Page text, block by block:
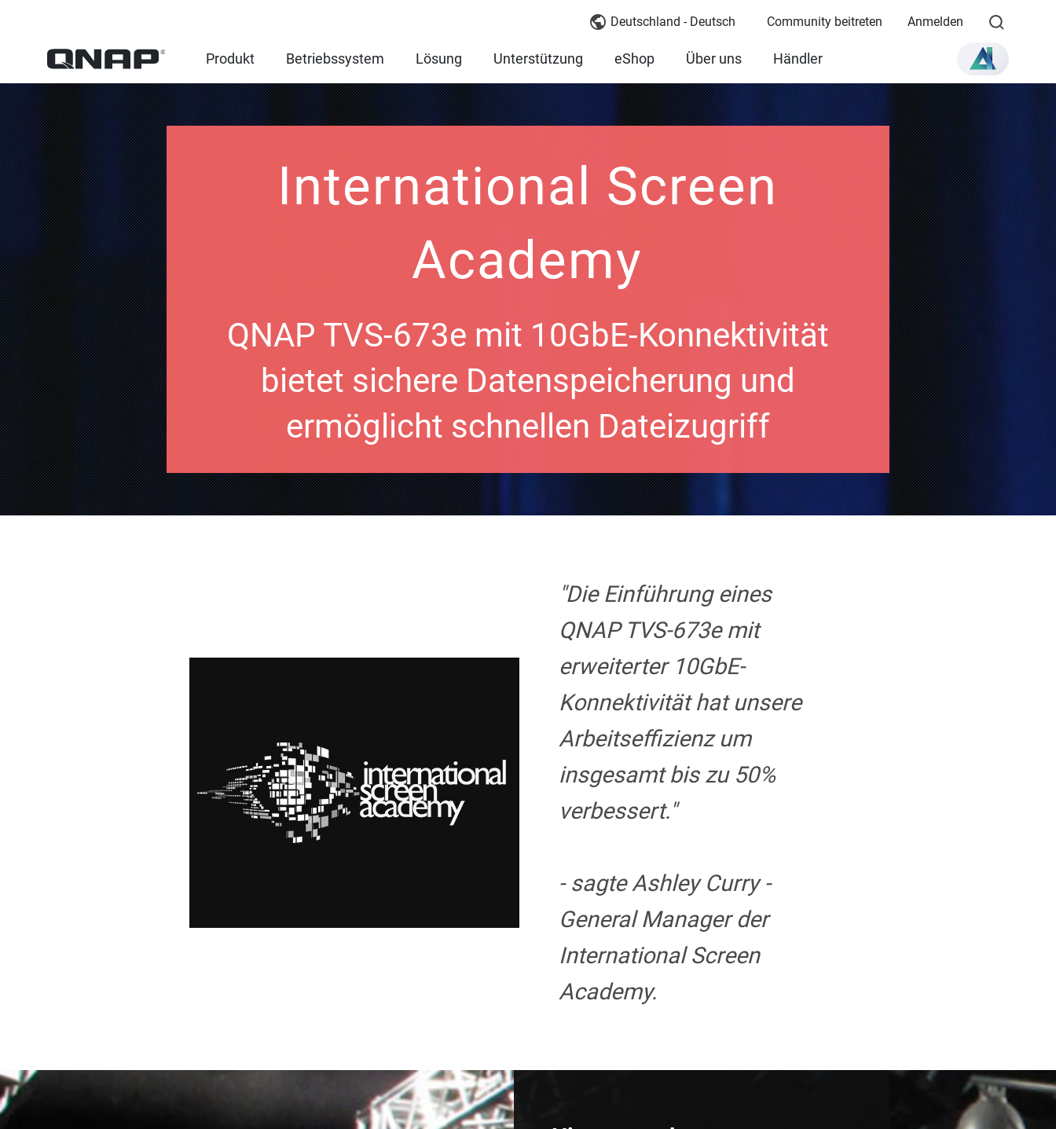
Deutschland - Deutsch Community beitreten Anmelden
Produkt Betriebssystem Lösung Unterstützung eShop Über uns Händler
International Screen
Academy
QNAP TVS-673e mit 10GbE-Konnektivität
bietet sichere Datenspeicherung und
ermöglicht schnellen Dateizugriff
"Die Einführung eines
QNAP TVS-673e mit
erweiterter 10GbE-
Konnektivität hat unsere
Arbeitseffizienz um
insgesamt bis zu 50%
verbessert."
- sagte Ashley Curry -
General Manager der
International Screen
Academy.